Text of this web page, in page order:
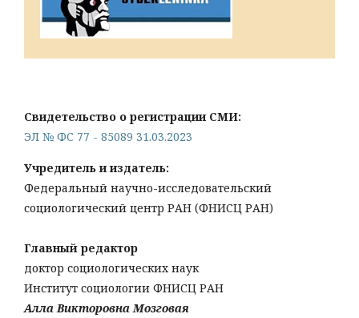
Свидетельство о регистрации СМИ:
ЭЛ № ФС 77 - 85089 31.03.2023
Учредитель и издатель:
Федеральный научно-исследовательский
социологический центр РАН (ФНИСЦ РАН)
Главный редактор
доктор социологических наук
Институт социологии ФНИСЦ РАН
Алла Викторовна Мозговая